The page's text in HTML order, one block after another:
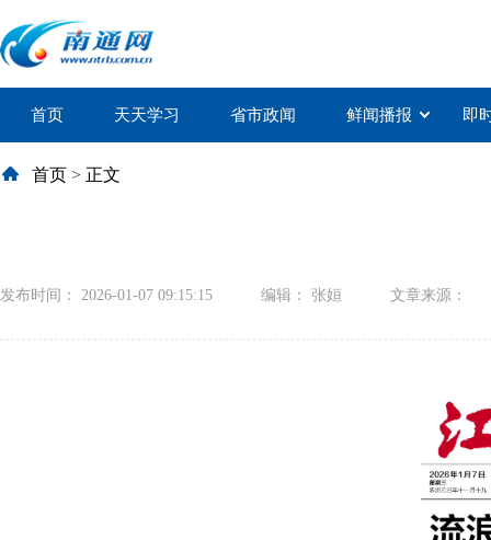
首页 天天学习 省市政闻 鲜闻播报 即
首页 > 正文
发布时间： 2026-01-07 09:15:15 编辑： 张姮 文章来源：